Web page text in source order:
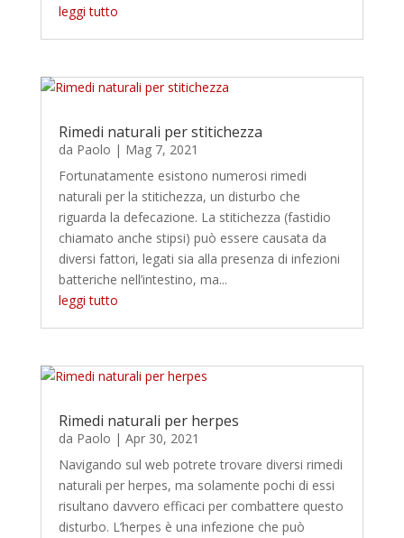
leggi tutto
Rimedi naturali per stitichezza
da Paolo | Mag 7, 2021
Fortunatamente esistono numerosi rimedi
naturali per la stitichezza, un disturbo che
riguarda la defecazione. La stitichezza (fastidio
chiamato anche stipsi) può essere causata da
diversi fattori, legati sia alla presenza di infezioni
batteriche nell’intestino, ma...
leggi tutto
Rimedi naturali per herpes
da Paolo | Apr 30, 2021
Navigando sul web potrete trovare diversi rimedi
naturali per herpes, ma solamente pochi di essi
risultano davvero efficaci per combattere questo
disturbo. L’herpes è una infezione che può